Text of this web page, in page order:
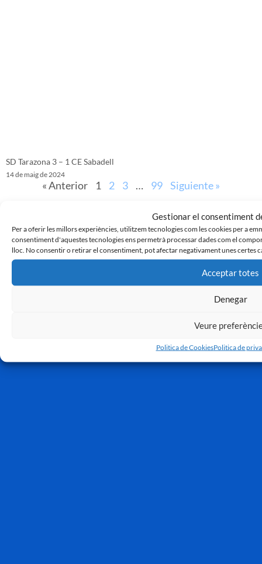
Gestionar el consentiment
Per a oferir les millors experiències, utilitzem tecnologies com les cookies per a
consentiment d'aquestes tecnologies ens permetrà processar dades com el
lloc. No consentir o retirar el consentiment, pot afectar negativament unes certes
Acceptar totes
Denegar
Veure
Politica de CookiesPolitica de
SD Tarazona 3 – 1 CE Sabadell
14 de maig de 2024
« Anterior 1 2 3 … 99 Siguiente »